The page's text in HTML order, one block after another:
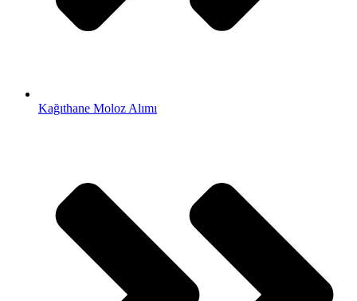
Kağıthane Moloz Alımı